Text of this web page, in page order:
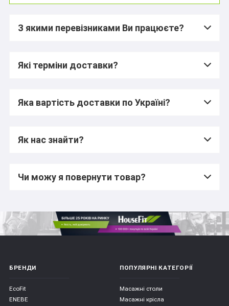
З якими перевізниками Ви працюєте?
Які терміни доставки?
Яка вартість доставки по Україні?
Як нас знайти?
Чи можу я повернути товар?
БРЕНДИ
EcoFit
ENEBE
ПОПУЛЯРНІ КАТЕГОРІЇ
Масажні столи
Масажні крісла